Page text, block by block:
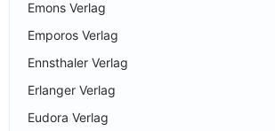
Emons Verlag
Emporos Verlag
Ennsthaler Verlag
Erlanger Verlag
Eudora Verlag